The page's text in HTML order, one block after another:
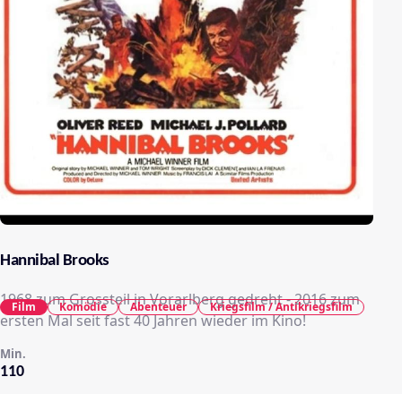
Hannibal Brooks
1968 zum Grossteil in Vorarlberg gedreht - 2016 zum
ersten Mal seit fast 40 Jahren wieder im Kino!
110
Min.
Film Komödie Abenteuer Kriegsfilm / Antikriegsfilm